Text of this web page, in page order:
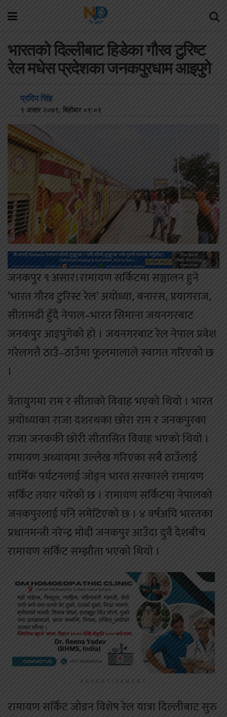
भारतको दिल्लीबाट हिडेका गौरव टुरिष्ट
रेल मधेस प्रदेशका जनकपुरधाम आइपुगे
प्रदिप सिंह
९ असार २०७९, बिहीबार ०९:०९
जनकपुर ९ असार।रामायण सर्किटमा सञ्चालन हुने
‘भारत गौरव टुरिस्ट रेल’ अयोध्या, बनारस, प्रयागराज,
सीतामढी हुँदै नेपाल–भारत सिमाना जयनगरबाट
जनकपुर आइपुगेको हो । जयनगरबाट रेल नेपाल प्रवेश
गरेलगत्तै ठाउँ–ठाउँमा फूलमालाले स्वागत गरिएको छ
।
त्रेतायुगमा राम र सीताको विवाह भएको थियो । भारत
अयोध्याका राजा दशरथका छोरा राम र जनकपुरका
राजा जनककी छोरी सीतासित विवाह भएको थियो ।
रामायण अध्यायमा उल्लेख गरिएका सबै ठाउँलाई
धार्मिक पर्यटनलाई जोड्न भारत सरकारले रामायण
सर्किट तयार पारेको छ । रामायण सर्किटमा नेपालको
जनकपुरलाई पनि समेटिएको छ । ४ वर्षअघि भारतका
प्रधानमन्त्री नरेन्द्र मोदी जनकपुर आउँदा दुवै देशबीच
रामायण सर्किट सम्झौता भएको थियो ।
ADVERTISEMENT
रामायण सर्किट जोडन विशेष रेल यात्रा दिल्लीबाट सुरु